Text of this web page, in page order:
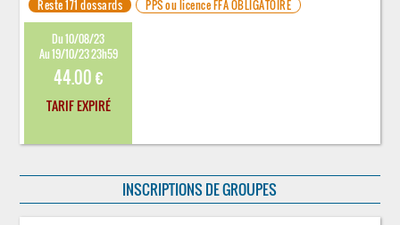
Reste 171 dossards
PPS ou licence FFA OBLIGATOIRE
Du 10/08/23
Au 19/10/23 23h59
44.00 €
TARIF EXPIRÉ
INSCRIPTIONS DE GROUPES